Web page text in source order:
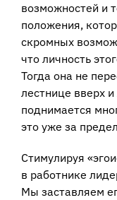
возможностей и
положения,
скромных
что личность
Тогда она не
лестнице вверх
поднимается
это уже за
Стимулируя
в работнике
Мы заставляем